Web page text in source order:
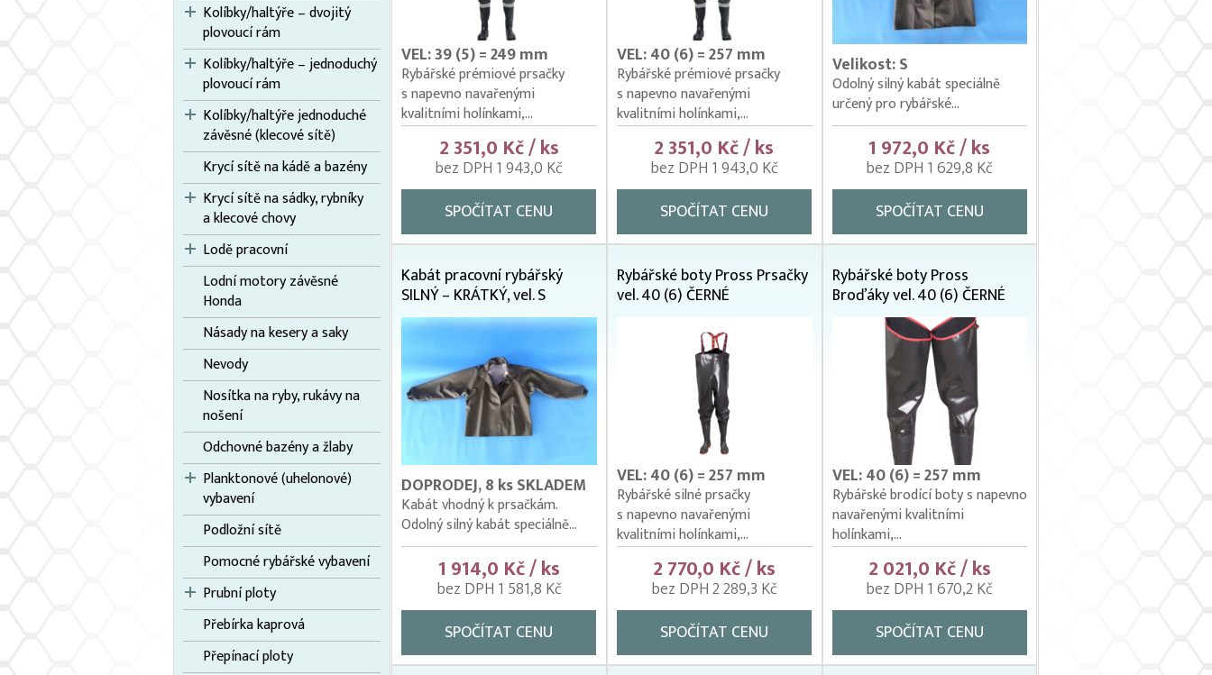
Kolíbky/haltýře – dvojitý
plovoucí rám
Kolíbky/haltýře – jednoduchý
plovoucí rám
Kolíbky/haltýře jednoduché
závěsné (klecové sítě)
Krycí sítě na kádě a bazény
Krycí sítě na sádky, rybníky
a klecové chovy
Lodě pracovní
Lodní motory závěsné
Honda
Násady na kesery a saky
Nevody
Nosítka na ryby, rukávy na
nošení
Odchovné bazény a žlaby
Planktonové (uhelonové)
vybavení
Podložní sítě
Pomocné rybářské vybavení
Prubní ploty
Přebírka kaprová
Přepínací ploty
VEL: 39 (5) = 249 mm
Rybářské prémiové prsačky
s napevno navařenými
kvalitními holínkami,...
2 351,0 Kč / ks
bez DPH 1 943,0 Kč
SPOČÍTAT CENU
VEL: 40 (6) = 257 mm
Rybářské prémiové prsačky
s napevno navařenými
kvalitními holínkami,...
2 351,0 Kč / ks
bez DPH 1 943,0 Kč
SPOČÍTAT CENU
Velikost: S
Odolný silný kabát speciálně
určený pro rybářské...
1 972,0 Kč / ks
bez DPH 1 629,8 Kč
SPOČÍTAT CENU
Kabát pracovní rybářský
SILNÝ – KRÁTKÝ, vel. S
DOPRODEJ, 8 ks SKLADEM
Kabát vhodný k prsačkám.
Odolný silný kabát speciálně...
1 914,0 Kč / ks
bez DPH 1 581,8 Kč
SPOČÍTAT CENU
Rybářské boty Pross Prsačky
vel. 40 (6) ČERNÉ
VEL: 40 (6) = 257 mm
Rybářské silné prsačky
s napevno navařenými
kvalitními holínkami,...
2 770,0 Kč / ks
bez DPH 2 289,3 Kč
SPOČÍTAT CENU
Rybářské boty Pross
Broďáky vel. 40 (6) ČERNÉ
VEL: 40 (6) = 257 mm
Rybářské brodící boty s napevno
navařenými kvalitními
holínkami,...
2 021,0 Kč / ks
bez DPH 1 670,2 Kč
SPOČÍTAT CENU